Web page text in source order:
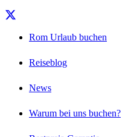
Rom Urlaub buchen
Reiseblog
News
Warum bei uns buchen?